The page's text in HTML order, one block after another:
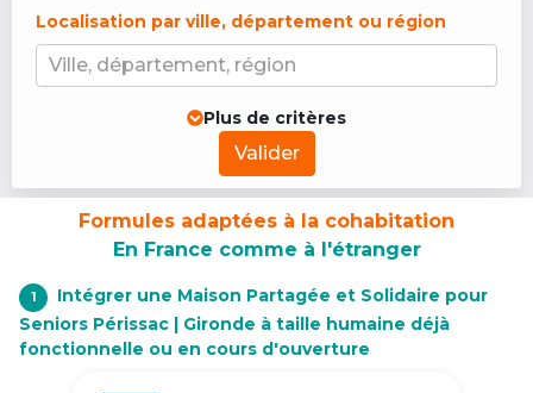
Localisation par ville, département ou région
Ville, département, région
Plus de critères
Valider
Formules adaptées à la cohabitation
En France comme à l'étranger
1
Intégrer une Maison Partagée et Solidaire pour
Seniors Périssac | Gironde à taille humaine déjà
fonctionnelle ou en cours d'ouverture